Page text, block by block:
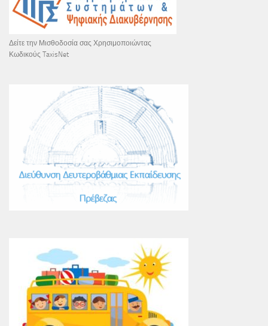
Δείτε την Μισθοδοσία σας Χρησιμοποιώντας
Κωδικούς TaxisNet